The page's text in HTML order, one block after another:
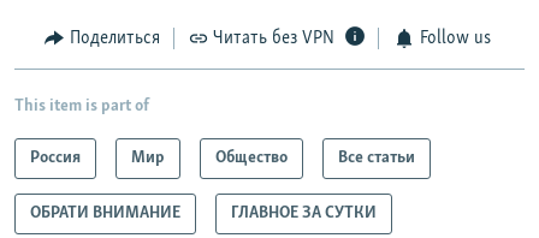
Поделиться Читать без VPN Follow us
This item is part of
Россия Мир Общество Все статьи
ОБРАТИ ВНИМАНИЕ ГЛАВНОЕ ЗА СУТКИ